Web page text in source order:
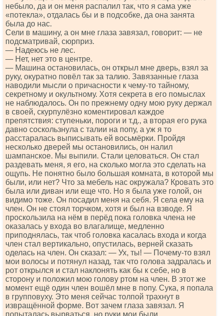
небыло, да и он меня распалил так, что я сама уже
«потекла», отдалась бы и в подсобке, да она занята
была до нас.
Сели в машину, а он мне глаза завязал, говорит: — не
подсматривай, сюрприз.
— Надеюсь не лес.
— Нет, нет это в центре.
— Машина остановилась, он открыл мне дверь, взял за
руку, окуратно повёл так за талию. Завязанные глаза
наводили мысли о причасности к чему-то тайному,
секретному и окультному. Хотя секрета в его помыслах
не наблюдалось. Он по прежнему одну мою руку держал
в своей, скурпулёзно коментировал каждое
препятствия: ступеньки, пороги и т.д., а вторая его рука
давно соскользнула с талии на попу, а уж я то
расстаралась выписывать ей восьмёрки. Пройдя
несколько дверей мы остановились, он налил
шампанское. Мы выпили. Стали целоваться. Он стал
раздевать меня, я его, на сколько могла это сделать на
ощупь. Не понятно было большая комната, в которой мы
были, или нет? Что за мебель нас окружала? Кровать это
была или диван или еще что. Но я была уже голой, он
видимо тоже. Он посадил меня на себя. Я села ему на
член. Он не стоял торчком, хотя и был на взводе. Я
проскользила на нём в перёд пока головка члена не
оказалась у входа во влагалище, медленно
приподнялась, так чтоб головка касалась входа и когда
член стал вертикально, опустилась, верней сказать
оделась на член. Он сказал: — Ух, ты! — Почему-то взял
мои волосы и потянул назад, так что голова задралась и
рот открылся и стал наклонять как бы к себе, но в
сторону и положил мою голову ртом на член. В этот же
момент ещё один член вошёл мне в попу. Сука, я попала
в групповуху. Это меня сейчас толпой трахнут в
извращённой форме. Вот зачем глаза завязал. Я
попыталась вырваться, но руки мои были